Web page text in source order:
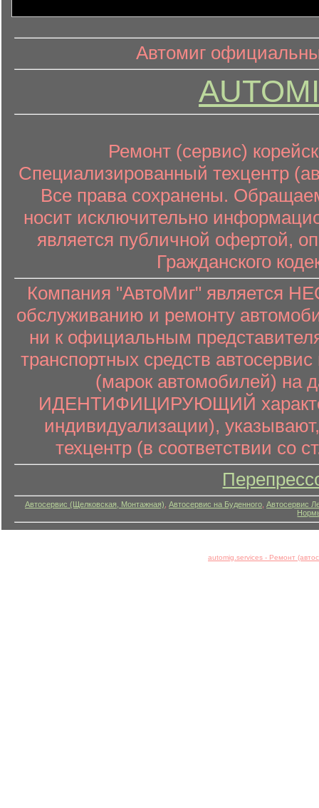
информационный контент
Автомиг
Ремонт (сервис)
Специализированный техцентр
Все права сохранены.
носит исключительно
является публичной офертой,
Гражданского
Компания "АвтоМиг" является
обслуживанию и ремонту
ни к официальным
транспортных средств
(марок автомобилей) на
ИДЕНТИФИЦИРУЮЩИЙ характер
индивидуализации),
техцентр (в соответствии со
Автосервис (Щелковская, Монтажная) Автосервис на Буденного Автосервис
automig.services - Ремонт